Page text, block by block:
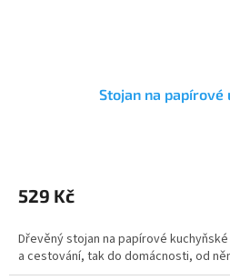
Stojan na papírové
529 Kč
Dřevěný stojan na papírové
a cestování, tak do domácnosti, od